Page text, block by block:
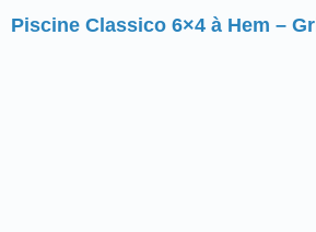
Piscine Classico 6×4 à Hem –